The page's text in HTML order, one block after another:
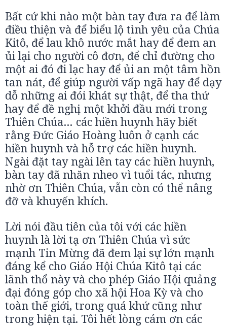
Bất cứ khi nào một bàn tay đưa ra để làm
điều thiện và để biểu lộ tình yêu của Chúa
Kitô, để lau khô nước mắt hay để đem an
ủi lại cho người cô đơn, để chỉ đường cho
một ai đó đi lạc hay để ủi an một tâm hồn
tan nát, để giúp người vấp ngã hay để dạy
dỗ những ai đói khát sự thật, để tha thứ
hay để đề nghị một khởi đầu mới trong
Thiên Chúa… các hiền huynh hãy biết
rằng Đức Giáo Hoàng luôn ở cạnh các
hiền huynh và hỗ trợ các hiền huynh.
Ngài đặt tay ngài lên tay các hiền huynh,
bàn tay đã nhăn nheo vì tuổi tác, nhưng
nhờ ơn Thiên Chúa, vẫn còn có thể nâng
đỡ và khuyến khích.
Lời nói đầu tiên của tôi với các hiền
huynh là lời tạ ơn Thiên Chúa vì sức
mạnh Tin Mừng đã đem lại sự lớn mạnh
đáng kể cho Giáo Hội Chúa Kitô tại các
lãnh thổ này và cho phép Giáo Hội quảng
đại đóng góp cho xã hội Hoa Kỳ và cho
toàn thế giới, trong quá khứ cũng như
trong hiện tại. Tôi hết lòng cám ơn các